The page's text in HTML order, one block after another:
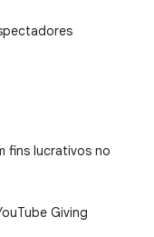
fins lucrativos no
Giving